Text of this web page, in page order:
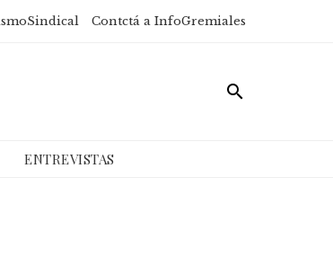
Contctá a InfoGremiales
ENTREVISTAS